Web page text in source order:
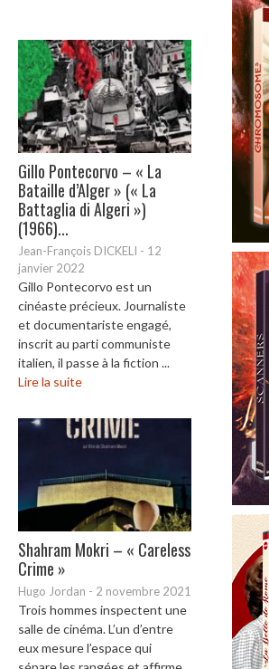
Gillo Pontecorvo – « La
Bataille d’Alger » (« La
Battaglia di Algeri »)
(1966)...
Jean-François DICKELI - 12
janvier 2022
Gillo Pontecorvo est un
cinéaste précieux. Journaliste
et documentariste engagé,
inscrit au parti communiste
italien, il passe à la fiction ...
Lire la suite
Shahram Mokri – « Careless
Crime »
Hugo Jordan - 2 novembre 2021
Trois hommes inspectent une
salle de cinéma. L’un d’entre
eux mesure l’espace qui